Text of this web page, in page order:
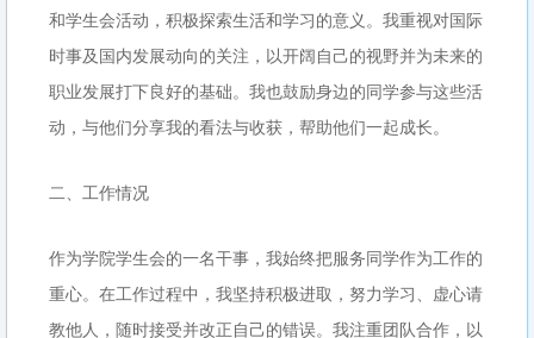
和学生会活动，积极探索生活和学习的意义。我重视对国际
时事及国内发展动向的关注，以开阔自己的视野并为未来的
职业发展打下良好的基础。我也鼓励身边的同学参与这些活
动，与他们分享我的看法与收获，帮助他们一起成长。
二、工作情况
作为学院学生会的一名干事，我始终把服务同学作为工作的
重心。在工作过程中，我坚持积极进取，努力学习、虚心请
教他人，随时接受并改正自己的错误。我注重团队合作，以